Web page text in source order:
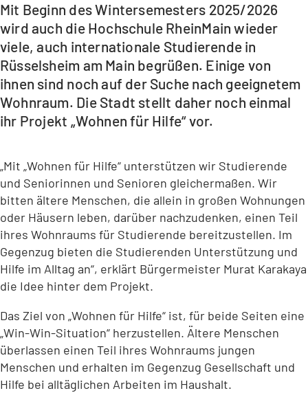
Mit Beginn des Wintersemesters 2025/2026
wird auch die Hochschule RheinMain wieder
viele, auch internationale Studierende in
Rüsselsheim am Main begrüßen. Einige von
ihnen sind noch auf der Suche nach geeignetem
Wohnraum. Die Stadt stellt daher noch einmal
ihr Projekt „Wohnen für Hilfe“ vor.
„Mit „Wohnen für Hilfe“ unterstützen wir Studierende
und Seniorinnen und Senioren gleichermaßen. Wir
bitten ältere Menschen, die allein in großen Wohnungen
oder Häusern leben, darüber nachzudenken, einen Teil
ihres Wohnraums für Studierende bereitzustellen. Im
Gegenzug bieten die Studierenden Unterstützung und
Hilfe im Alltag an“, erklärt Bürgermeister Murat Karakaya
die Idee hinter dem Projekt.
Das Ziel von „Wohnen für Hilfe“ ist, für beide Seiten eine
„Win-Win-Situation“ herzustellen. Ältere Menschen
überlassen einen Teil ihres Wohnraums jungen
Menschen und erhalten im Gegenzug Gesellschaft und
Hilfe bei alltäglichen Arbeiten im Haushalt.